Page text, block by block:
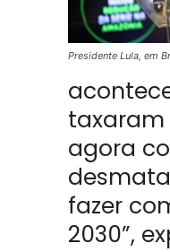
Presidente Lula, em
taxaram
agora
fazer
2030”,